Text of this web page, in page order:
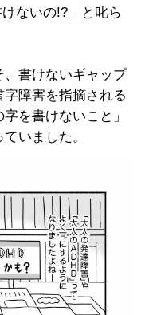
ないの!?」と叱ら
書けないギャップ
障害を指摘される
を書けないこと」
いました。